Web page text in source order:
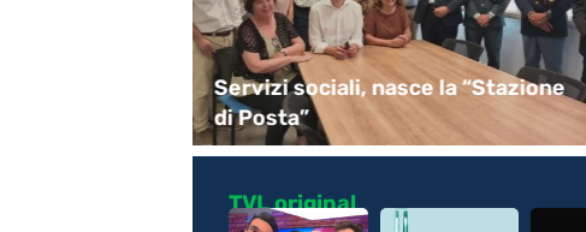
Servizi sociali, nasce la “Stazione
di Posta”
TVL original